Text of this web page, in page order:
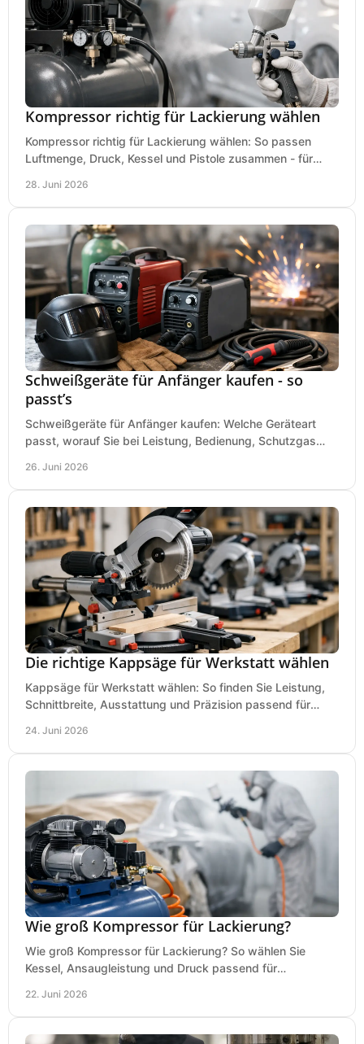
Kompressor richtig für Lackierung wählen
Kompressor richtig für Lackierung wählen: So passen
Luftmenge, Druck, Kessel und Pistole zusammen - für
28. Juni 2026
Schweißgeräte für Anfänger kaufen - so
passt’s
Schweißgeräte für Anfänger kaufen: Welche Geräteart
passt, worauf Sie bei Leistung, Bedienung, Schutzgas
26. Juni 2026
Die richtige Kappsäge für Werkstatt wählen
Kappsäge für Werkstatt wählen: So finden Sie Leistung,
Schnittbreite, Ausstattung und Präzision passend für
24. Juni 2026
Wie groß Kompressor für Lackierung?
Wie groß Kompressor für Lackierung? So wählen Sie
Kessel, Ansaugleistung und Druck passend für
22. Juni 2026